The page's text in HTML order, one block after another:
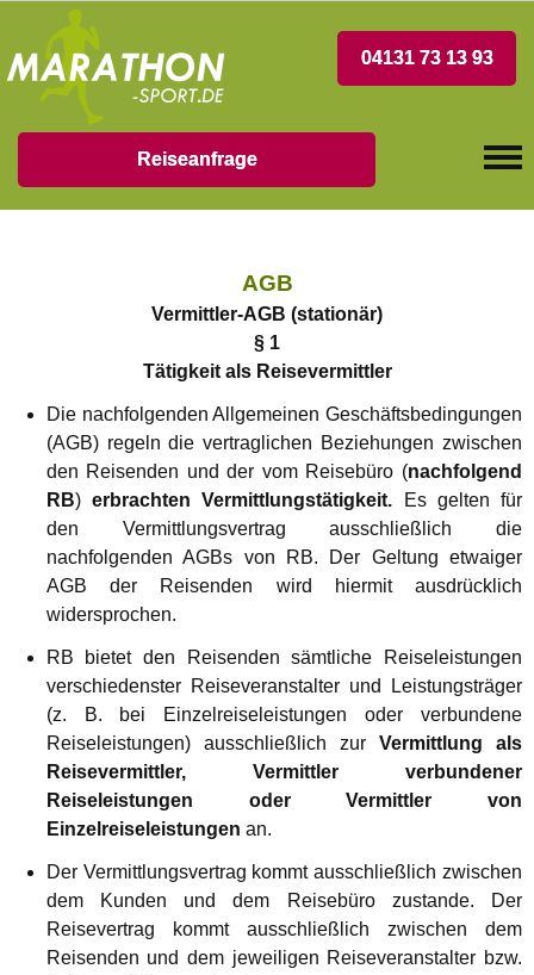
04131 73 13 93
Reiseanfrage
AGB
Vermittler-AGB (stationär)
§ 1
Tätigkeit als Reisevermittler
Die nachfolgenden Allgemeinen Geschäftsbedingungen
(AGB) regeln die vertraglichen Beziehungen zwischen
den Reisenden und der vom Reisebüro (nachfolgend
RB)erbrachten Vermittlungstätigkeit.
Es gelten für
den Vermittlungsvertrag ausschließlich die
nachfolgenden AGBs von RB. Der Geltung etwaiger
AGB der Reisenden wird hiermit ausdrücklich
widersprochen.
RB bietet den Reisenden sämtliche Reiseleistungen
verschiedenster Reiseveranstalter und Leistungsträger
(z. B. bei Einzelreiseleistungen oder verbundene
Reiseleistungen) ausschließlich zur Vermittlung als
Reisevermittler, Vermittler verbundener
Reiseleistungen oder Vermittler von
Einzelreiseleistungen an.
Der Vermittlungsvertrag kommt ausschließlich zwischen
dem Kunden und dem Reisebüro zustande. Der
Reisevertrag kommt ausschließlich zwischen dem
Reisenden und dem jeweiligen Reiseveranstalter bzw.